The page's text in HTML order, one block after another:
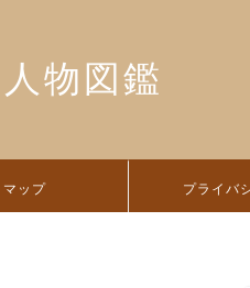
物図鑑
ップ プライバ